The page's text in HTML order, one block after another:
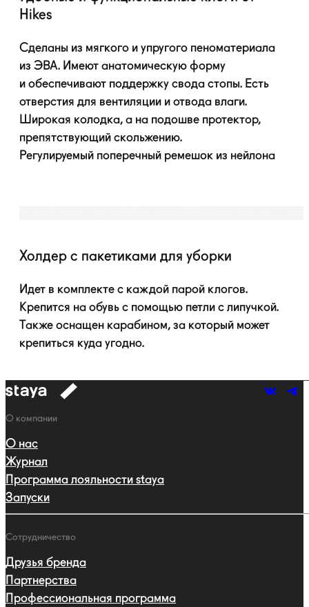
Hikes
Сделаны из мягкого и упругого пеноматериала
из ЭВА. Имеют анатомическую форму
и обеспечивают поддержку свода стопы. Есть
отверстия для вентиляции и отвода влаги.
Широкая колодка, а на подошве протектор,
препятствующий скольжению.
Регулируемый поперечный ремешок из нейлона
Холдер с пакетиками для уборки
Идет в комплекте с каждой парой клогов.
Крепится на обувь с помощью петли с липучкой.
Также оснащен карабином, за который может
крепиться куда угодно.
к
Навигация
О компании
О нас
Журнал
Программа лояльности staya
Запуски
Сотрудничество
Друзья бренда
Партнерства
Профессиональная программа